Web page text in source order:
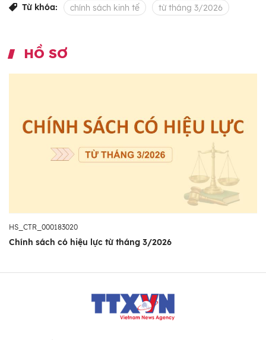
Từ khóa: chính sách kinh tế từ tháng 3/2026
HỒ SƠ
HS_CTR_000183020
Chính sách có hiệu lực từ tháng 3/2026